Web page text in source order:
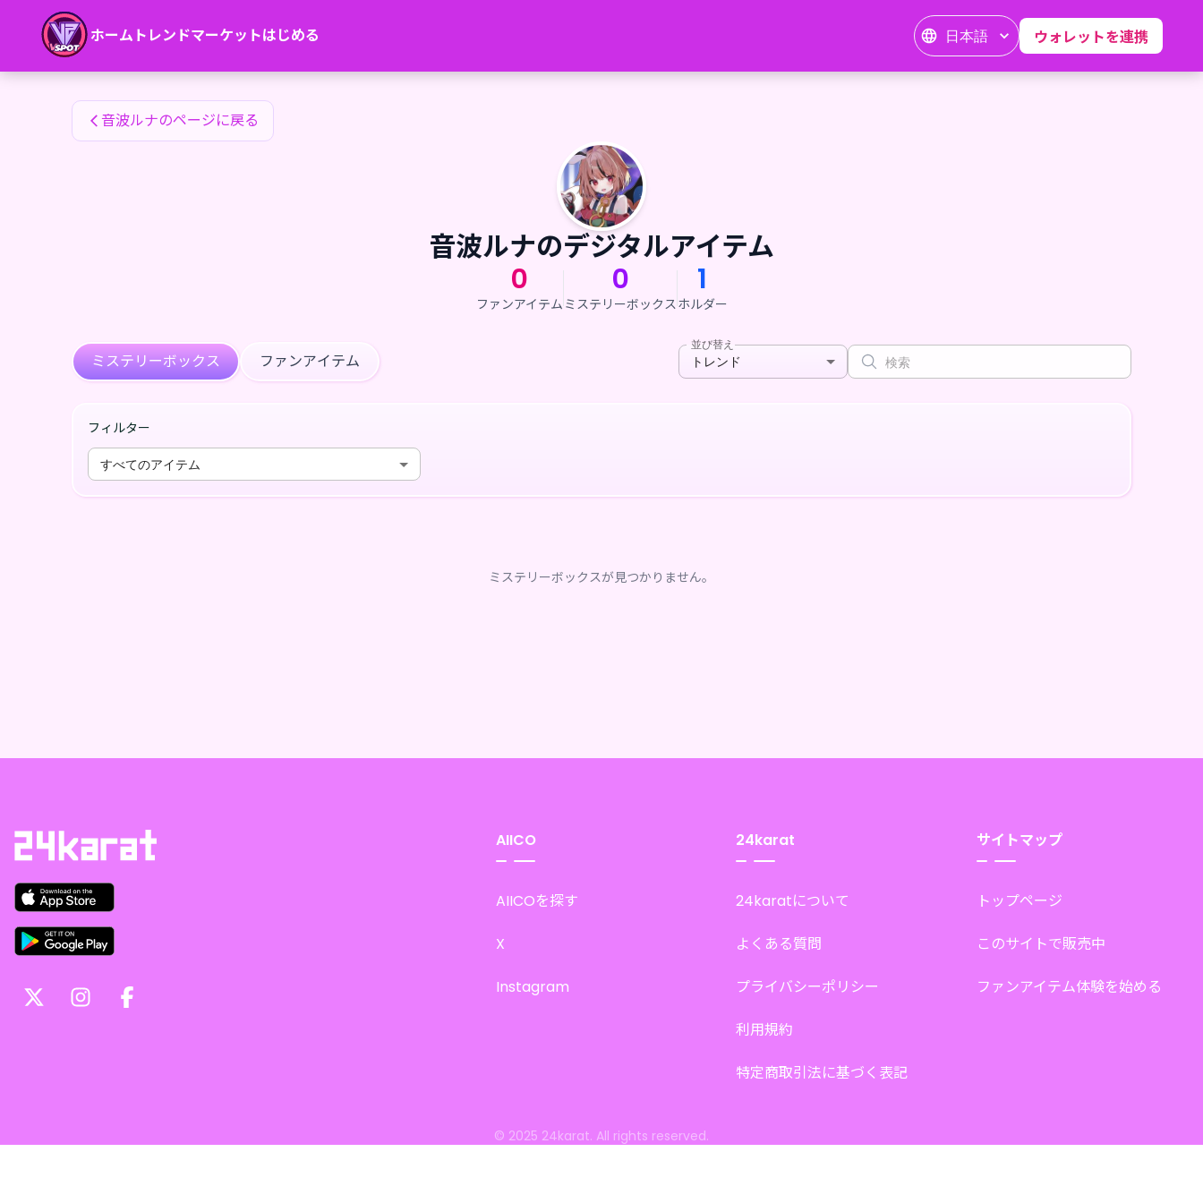
ホーム トレンドマーケットはじめる 日本語 ウォレットを連携
音波ルナのファンアイテム
音波ルナのページに戻る
音波ルナのデジタルアイテム
0
ファンアイテム
0
ミステリーボックス
1
ホルダー
ミステリーボックス ファンアイテム
並び替え
トレンド
フィルター
すべてのアイテム
ミステリーボックスが見つかりません。
AIICO
AIICOを探す
X
Instagram
24karat
24karatについて
よくある質問
プライバシーポリシー
利用規約
特定商取引法に基づく表記
サイトマップ
トップページ
このサイトで販売中
ファンアイテム体験を始める
© 2025 24karat. All rights reserved.
音波ルナのファンアイテム — 24karat